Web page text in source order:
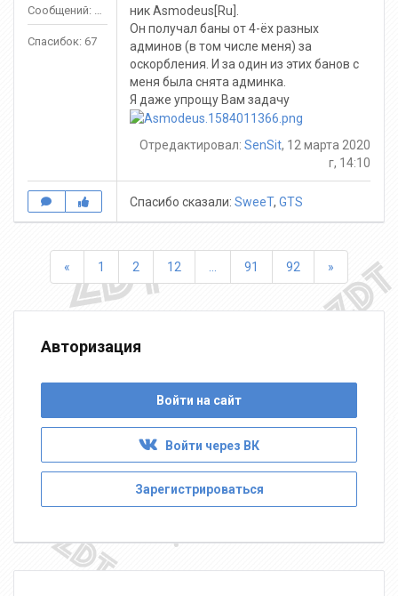
Сообщений: 150
Спасибок: 67
ник Asmodeus[Ru].
Он получал баны от 4-ёх разных
админов (в том числе меня) за
оскорбления. И за один из этих банов с
меня была снята админка.
Я даже упрощу Вам задачу
Отредактировал: SenSit, 12 марта 2020
г, 14:10
Спасибо сказали: SweeT, GTS
« Назад1 2 12 ... 91 92 » Вперед
Авторизация
Войти на сайт
Войти через ВК
Зарегистрироваться